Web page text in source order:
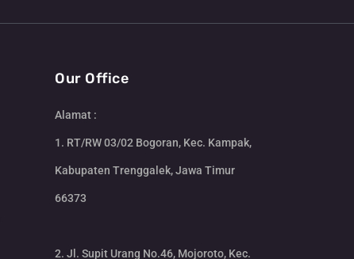
Our Office
Alamat :
1. RT/RW 03/02 Bogoran, Kec. Kampak,
Kabupaten Trenggalek, Jawa Timur
66373
2. Jl. Supit Urang No.46, Mojoroto, Kec.